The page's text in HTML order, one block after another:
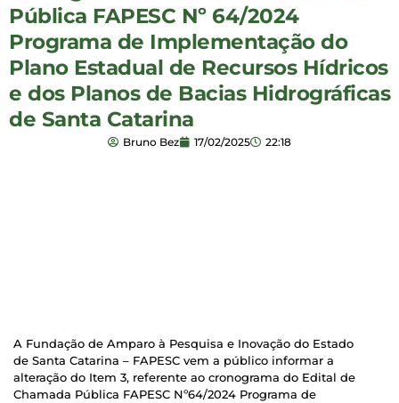
Pública FAPESC Nº 64/2024
Programa de Implementação do
Plano Estadual de Recursos Hídricos
e dos Planos de Bacias Hidrográficas
de Santa Catarina
Bruno Bez 17/02/2025 22:18
A Fundação de Amparo à Pesquisa e Inovação do Estado
de Santa Catarina – FAPESC vem a público informar a
alteração do Item 3, referente ao cronograma do Edital de
Chamada Pública FAPESC Nº64/2024 Programa de